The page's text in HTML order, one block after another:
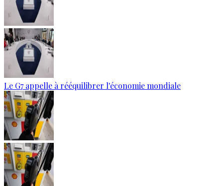
Le G7 appelle à rééquilibrer l'économie mondiale